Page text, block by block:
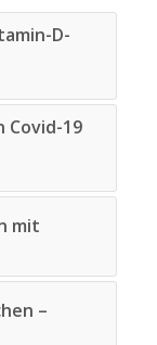
D-
Covid-19
mit
–